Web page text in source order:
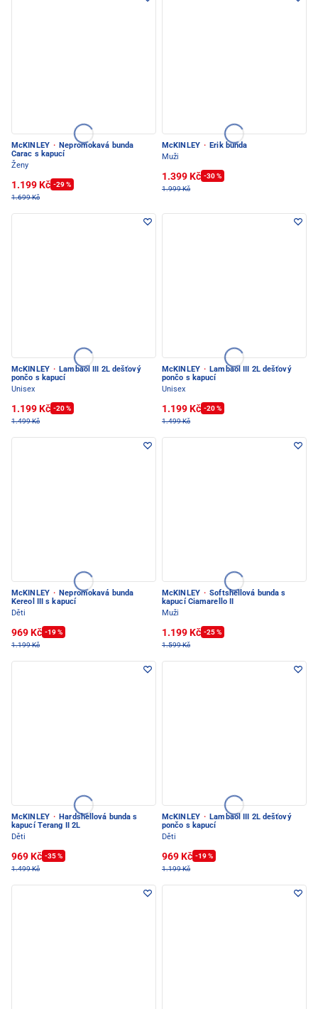
McKINLEY · Nepromokavá bunda
Carac s kapucí
Ženy
1.199 Kč -29 %
1.699 Kč
McKINLEY · Erik bunda
Muži
1.399 Kč -30 %
1.999 Kč
McKINLEY · Lambaol III 2L dešťový
pončo s kapucí
Unisex
1.199 Kč -20 %
1.499 Kč
McKINLEY · Lambaol III 2L dešťový
pončo s kapucí
Unisex
1.199 Kč -20 %
1.499 Kč
McKINLEY · Nepromokavá bunda
Kereol III s kapucí
Děti
969 Kč -19 %
1.199 Kč
McKINLEY · Softshellová bunda s
kapucí Ciamarello II
Muži
1.199 Kč -25 %
1.599 Kč
McKINLEY · Hardshellová bunda s
kapucí Terang II 2L
Děti
969 Kč -35 %
1.499 Kč
McKINLEY · Lambaol III 2L dešťový
pončo s kapucí
Děti
969 Kč -19 %
1.199 Kč